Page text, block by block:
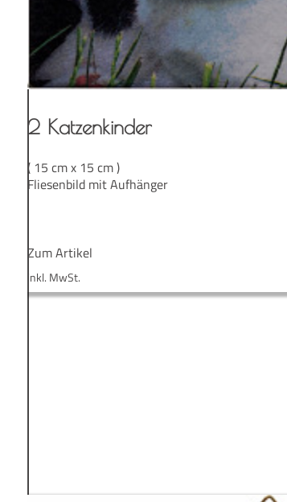
2 Kat­zen­kin­der
( 15 cm x 15 cm )
Fliesenbild mit Aufhänger
Zum Artikel
inkl. MwSt.